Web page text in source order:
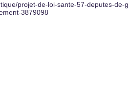
projet-de-loi-sante-57-deputes-de-
3879098